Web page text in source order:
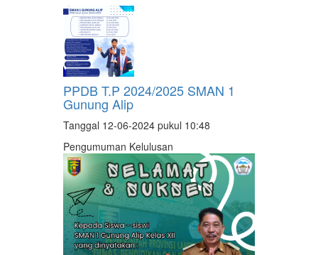
PPDB T.P 2024/2025 SMAN 1
Gunung Alip
Tanggal 12-06-2024 pukul 10:48
Pengumuman Kelulusan